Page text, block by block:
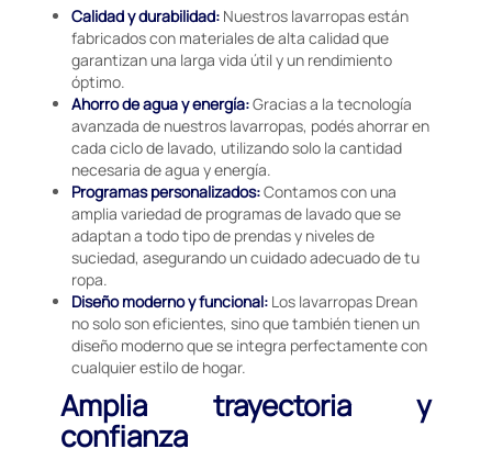
Calidad y durabilidad: Nuestros lavarropas están
fabricados con materiales de alta calidad que
garantizan una larga vida útil y un rendimiento
óptimo.
Ahorro de agua y energía:Gracias a la tecnología
avanzada de nuestros lavarropas, podés ahorrar en
cada ciclo de lavado, utilizando solo la cantidad
necesaria de agua y energía.
Programas personalizados:Contamos con una
amplia variedad de programas de lavado que se
adaptan a todo tipo de prendas y niveles de
suciedad, asegurando un cuidado adecuado de tu
ropa.
Diseño moderno y funcional: Los lavarropas Drean
no solo son eficientes, sino que también tienen un
diseño moderno que se integra perfectamente con
cualquier estilo de hogar.
Amplia trayectoria y
confianza